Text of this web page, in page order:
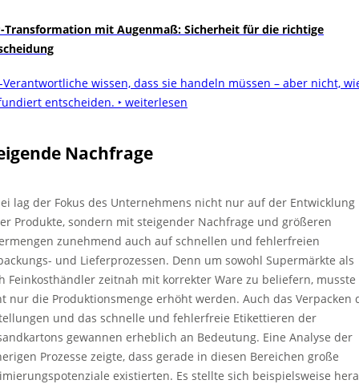
Transformation mit Augenmaß: Sicherheit für die richtige
Verantwortliche wissen, dass sie handeln müssen – aber nicht,
entscheiden. ‣ weiterlesen
Nachfrage
lag der Fokus des Unternehmens nicht nur auf der Entwicklung
Produkte, sondern mit steigender Nachfrage und größeren
zunehmend auch auf schnellen und fehlerfreien
und Lieferprozessen. Denn um sowohl Supermärkte als
Feinkosthändler zeitnah mit korrekter Ware zu beliefern, musste
nur die Produktionsmenge erhöht werden. Auch das Verpacken
und das schnelle und fehlerfreie Etikettieren der
gewannen erheblich an Bedeutung. Eine Analyse der
Prozesse zeigte, dass gerade in diesen Bereichen große
existierten. Es stellte sich beispielsweise